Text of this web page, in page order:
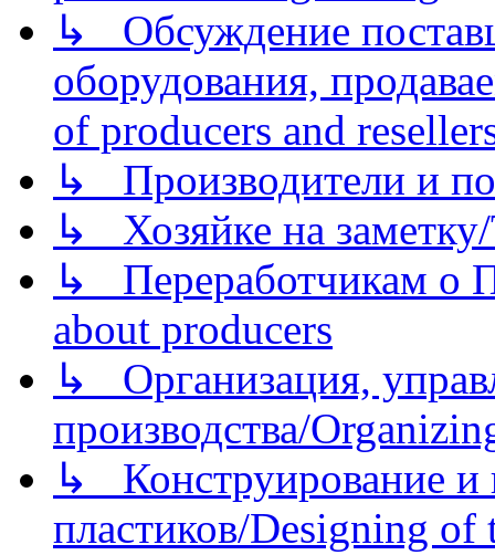
↳ Обсуждение
оборудования,
of producers and
↳ Производители и
↳ Хозяйке на
↳ Переработчикам о
about producers
↳ Организация,
производства/
↳ Конструирование и
пластиков/Designing of